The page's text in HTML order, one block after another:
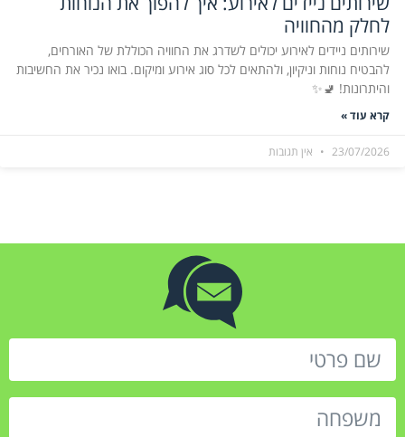
לחלק מהחוויה
שירותים ניידים לאירוע יכולים לשדרג את החוויה הכוללת של האורחים,
להבטיח נוחות וניקיון, ולהתאים לכל סוג אירוע ומיקום. בואו נכיר את החשיבות
והיתרונות! 🚽✨
קרא עוד »
23/07/2026 אין תגובות